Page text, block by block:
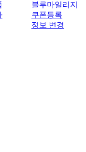
블루마일리지
쿠폰등록
정보 변경